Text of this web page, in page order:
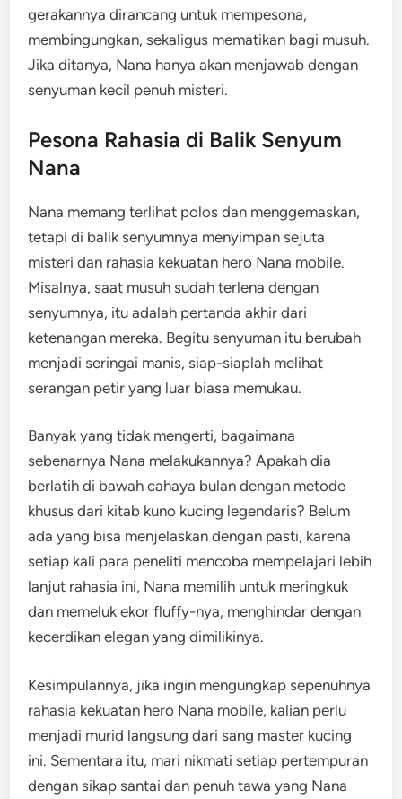
gerakannya dirancang untuk mempesona,
membingungkan, sekaligus mematikan bagi musuh.
Jika ditanya, Nana hanya akan menjawab dengan
senyuman kecil penuh misteri.
Pesona Rahasia di Balik Senyum
Nana
Nana memang terlihat polos dan menggemaskan,
tetapi di balik senyumnya menyimpan sejuta
misteri dan rahasia kekuatan hero Nana mobile.
Misalnya, saat musuh sudah terlena dengan
senyumnya, itu adalah pertanda akhir dari
ketenangan mereka. Begitu senyuman itu berubah
menjadi seringai manis, siap-siaplah melihat
serangan petir yang luar biasa memukau.
Banyak yang tidak mengerti, bagaimana
sebenarnya Nana melakukannya? Apakah dia
berlatih di bawah cahaya bulan dengan metode
khusus dari kitab kuno kucing legendaris? Belum
ada yang bisa menjelaskan dengan pasti, karena
setiap kali para peneliti mencoba mempelajari lebih
lanjut rahasia ini, Nana memilih untuk meringkuk
dan memeluk ekor fluffy-nya, menghindar dengan
kecerdikan elegan yang dimilikinya.
Kesimpulannya, jika ingin mengungkap sepenuhnya
rahasia kekuatan hero Nana mobile, kalian perlu
menjadi murid langsung dari sang master kucing
ini. Sementara itu, mari nikmati setiap pertempuran
dengan sikap santai dan penuh tawa yang Nana